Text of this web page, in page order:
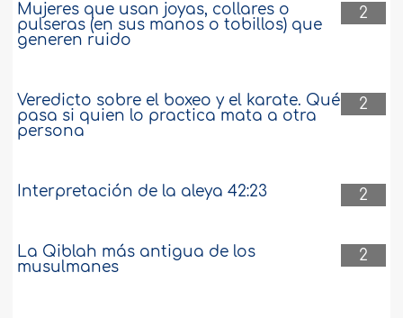
2
Mujeres que usan joyas, collares o
pulseras (en sus manos o tobillos) que
generen ruido
2
Veredicto sobre el boxeo y el karate. Qué
pasa si quien lo practica mata a otra
persona
2
Interpretación de la aleya 42:23
2
La Qiblah más antigua de los
musulmanes